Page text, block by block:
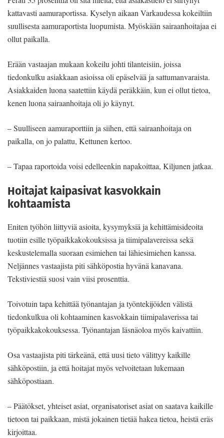
kattavasti aamuraportissa. Kyselyn aikaan Varkaudessa kokeiltiin
suullisesta aamuraportista luopumista. Myöskään sairaanhoitajaa ei
ollut paikalla.
Erään vastaajan mukaan kokeilu johti tilanteisiin, joissa
tiedonkulku asiakkaan asioissa oli epäselvää ja sattumanvaraista.
Asiakkaiden luona saatettiin käydä peräkkäin, kun ei ollut tietoa,
kenen luona sairaanhoitaja oli jo käynyt.
– Suulliseen aamuraporttiin ja siihen, että sairaanhoitaja on
paikalla, on jo palattu, Kettunen kertoo.
– Tapaa raportoida voisi edelleenkin napakoittaa, Kiljunen jatkaa.
Hoitajat kaipasivat kasvokkain
kohtaamista
Eniten työhön liittyviä asioita, kysymyksiä ja kehittämisideoita
tuotiin esille työpaikkakokouksissa ja tiimipalavereissa sekä
keskustelemalla suoraan esimiehen tai lähiesimiehen kanssa.
Neljännes vastaajista piti sähköpostia hyvänä kanavana.
Tekstiviestiä suosi vain viisi prosenttia.
Toivotuin tapa kehittää työnantajan ja työntekijöiden välistä
tiedonkulkua oli kohtaaminen kasvokkain tiimipalaverissa tai
työpaikkakokouksessa. Työnantajan läsnäoloa myös kaivattiin.
Osa vastaajista piti tärkeänä, että uusi tieto välittyy kaikille
sähköpostiin, ja että hoitajat myös velvoitetaan lukemaan
sähköpostiaan.
– Päätökset, yhteiset asiat, organisatoriset asiat on saatava kaikille
tietoon tai paikkaan, mistä jokainen tietää hakea tietoa, heistä eräs
kirjoittaa.